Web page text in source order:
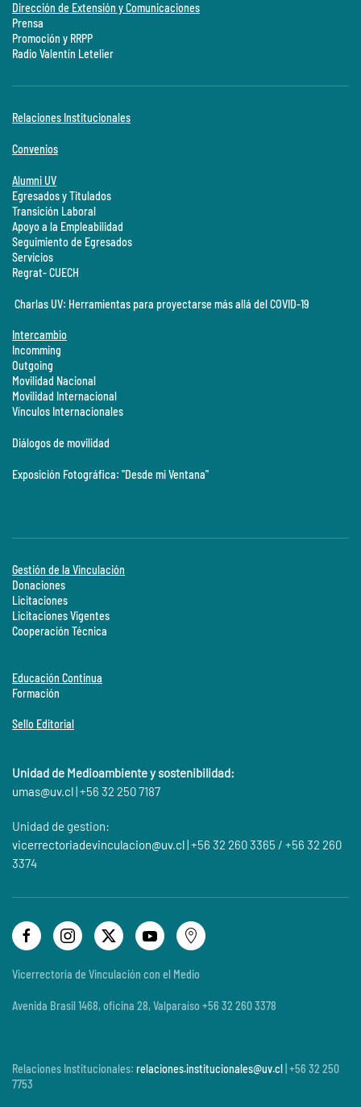
Dirección de Extensión y Comunicaciones
Prensa
Promoción y RRPP
Radio Valentín Letelier
Relaciones Institucionales
Convenios
Alumni UV
Egresados y Titulados
Transición Laboral
Apoyo a la Empleabilidad
Seguimiento de Egresados
Servicios
Regrat- CUECH
Charlas UV: Herramientas para proyectarse más allá del COVID-19
Intercambio
Incomming
Outgoing
Movilidad Nacional
Movilidad Internacional
Vínculos Internacionales
Diálogos de movilidad
Exposición Fotográfica: "Desde mi Ventana"
Gestión de la Vinculación
Donaciones
Licitaciones
Licitaciones Vigentes
Cooperación Técnica
Educación Continua
Formación
Sello Editorial
Unidad de Medioambiente y sostenibilidad:
umas@uv.cl| +56 32 250 7187
Unidad de gestion:
vicerrectoriadevinculacion@uv.cl| +56 32 260 3365 / +56 32 260
3374
Vicerrectoría de Vinculación con el Medio
Avenida Brasil 1468, oficina 28, Valparaíso +56 32 260 3378
Relaciones Institucionales: relaciones.institucionales@uv.cl | +56 32 250
7753